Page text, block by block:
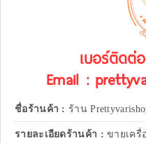
เบอร์ติดต่
Email :
ชื่อร้านค้า : ร้าน
รายละเอียดร้านค้า :ขายเครื่